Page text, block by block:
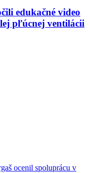
edukačné video
pľúcnej ventilácii